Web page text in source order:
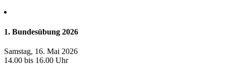
1. Bundesübung 2026
Samstag, 16. Mai 2026
14.00 bis 16.00 Uhr